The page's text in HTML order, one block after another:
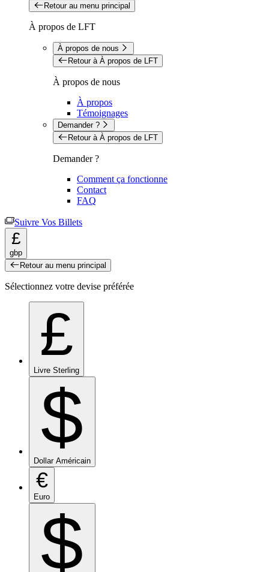
Retour au menu principal
À propos de LFT
À propos de nous
Retour à À propos de LFT
À propos de nous
À propos
Témoignages
Demander ?
Retour à À propos de LFT
Demander ?
Comment ça fonctionne
Contact
FAQ
Suivre Vos Billets
£
gbp
Retour au menu principal
Sélectionnez votre devise préférée
£
Livre Sterling
$
Dollar Américain
€
Euro
$